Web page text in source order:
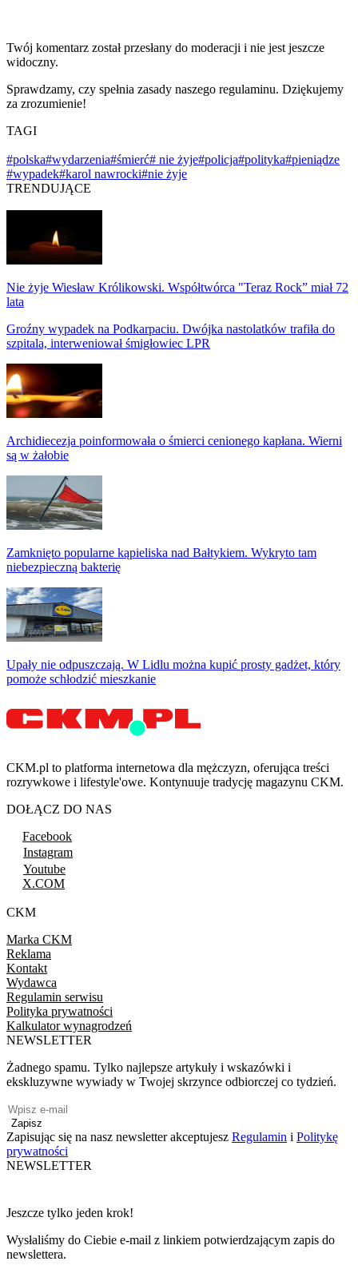
Twój komentarz został przesłany do moderacji i nie jest jeszcze
widoczny.
Sprawdzamy, czy spełnia zasady naszego regulaminu. Dziękujemy
za zrozumienie!
TAGI
#polska#wydarzenia#śmierć# nie żyje#policja#polityka#pieniądze
#wypadek#karol nawrocki#nie żyje
TRENDUJĄCE
Nie żyje Wiesław Królikowski. Współtwórca "Teraz Rock” miał 72
lata
Groźny wypadek na Podkarpaciu. Dwójka nastolatków trafiła do
szpitala, interweniował śmigłowiec LPR
Archidiecezja poinformowała o śmierci cenionego kapłana. Wierni
są w żałobie
Zamknięto popularne kąpieliska nad Bałtykiem. Wykryto tam
niebezpieczną bakterię
Upały nie odpuszczają. W Lidlu można kupić prosty gadżet, który
pomoże schłodzić mieszkanie
CKM.pl to platforma internetowa dla mężczyzn, oferująca treści
rozrywkowe i lifestyle'owe. Kontynuuje tradycję magazynu CKM.
DOŁĄCZ DO NAS
Facebook
Instagram
Youtube
X.COM
CKM
Marka CKM
Reklama
Kontakt
Wydawca
Regulamin serwisu
Polityka prywatności
Kalkulator wynagrodzeń
NEWSLETTER
Żadnego spamu. Tylko najlepsze artykuły i wskazówki i
ekskluzywne wywiady w Twojej skrzynce odbiorczej co tydzień.
Zapisz
Zapisując się na nasz newsletter akceptujesz Regulamin i Politykę
prywatności
NEWSLETTER
Jeszcze tylko jeden krok!
Wysłaliśmy do Ciebie e-mail z linkiem potwierdzającym zapis do
newslettera.